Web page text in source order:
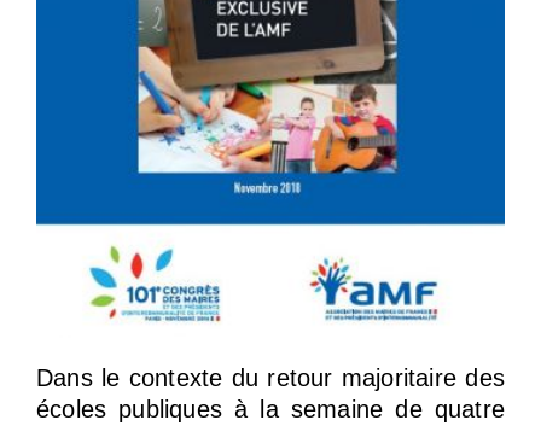
Dans le contexte du retour majoritaire des
écoles publiques à la semaine de quatre